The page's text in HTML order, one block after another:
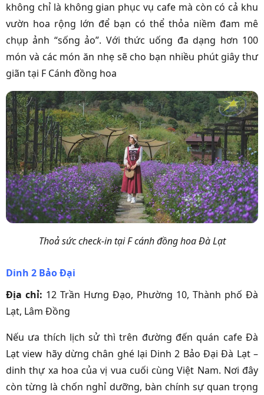
không chỉ là không gian phục vụ cafe mà còn có cả khu
vườn hoa rộng lớn để bạn có thể thỏa niềm đam mê
chụp ảnh “sống ảo”. Với thức uống đa dạng hơn 100
món và các món ăn nhẹ sẽ cho bạn nhiều phút giây thư
giãn tại F Cánh đồng hoa
Thoả sức check-in tại F cánh đồng hoa Đà Lạt
Dinh 2 Bảo Đại
Địa chỉ: 12 Trần Hưng Đạo, Phường 10, Thành phố Đà
Lạt, Lâm Đồng
Nếu ưa thích lịch sử thì trên đường đến quán cafe Đà
Lạt view hãy dừng chân ghé lại Dinh 2 Bảo Đại Đà Lạt –
dinh thự xa hoa của vị vua cuối cùng Việt Nam. Nơi đây
còn từng là chốn nghỉ dưỡng, bàn chính sự quan trọng